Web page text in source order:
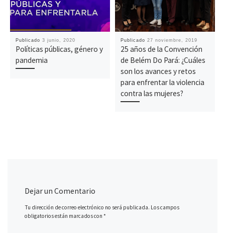
Publicado 3 junio, 2020
Políticas públicas, género y
pandemia
Publicado 27 noviembre, 2019
25 años de la Convención
de Belém Do Pará: ¿Cuáles
son los avances y retos
para enfrentar la violencia
contra las mujeres?
Dejar un Comentario
Tu dirección de correo electrónico no será publicada. Los campos
obligatorios están marcados con*